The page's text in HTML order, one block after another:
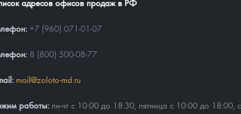
адресов офисов продаж в РФ
+7 (960) 071-01-07
8 (800) 500-08-77
mail@zoloto-md.ru
работы: пн-чт с 10:00 до 18:30, пятница с 10:00 до 18:00,